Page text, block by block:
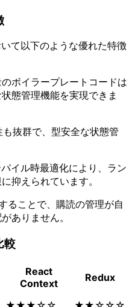
て以下のような優れた特徴
のボイラープレートコードは
態管理機能を実現できま
抜群で、型安全な状態管
イル時最適化により、ラン
抑えられています。
ることで、購読の管理が自
ありません。
較
React
Context
Redux